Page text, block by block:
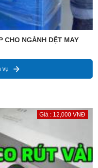
CHO NGÀNH DỆT MAY
vụ
Giá : 12,000 VNĐ